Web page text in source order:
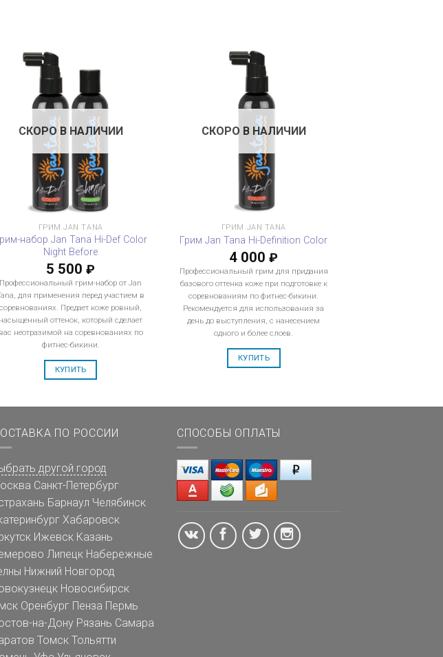
СКОРО В НАЛИЧИИ
ГРИМ JAN TANA
набор Jan Tana Hi-Def Color
Night Before
5 500₽
Профессиональный грим-набор от Jan
для применения перед участием в
соревнованиях. Предает коже ровный,
насыщенный оттенок, который сделает
вас неотразимой на соревнованиях по
фитнес-бикини.
КУПИТЬ
СКОРО В НАЛИЧИИ
ГРИМ JAN TANA
Грим Jan Tana Hi-Definition Color
4 000₽
Профессиональный грим для придания
базового оттенка коже при подготовке к
соревнованиям по фитнес-бикини.
Рекомендуется для использования за
день до выступления, с нанесением
одного и более слоев.
КУПИТЬ
ПО РОССИИ
другой город
Санкт-Петербург
Барнаул Челябинск
Хабаровск
Ижевск Казань
Липецк Набережные
Нижний Новгород
Новосибирск
Оренбург Пенза Пермь
на-Дону Рязань Самара
Томск Тольятти
СПОСОБЫ ОПЛАТЫ